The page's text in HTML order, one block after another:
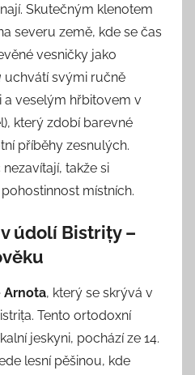
Skutečným klenotem
severu země, kde se čas
vesničky jako
uchvátí svými ručně
veselým hřbitovem v
který zdobí barevné
příběhy zesnulých.
takže si
místních.
údolí Bistrițy –
Arnota, který se skrývá v
Tento ortodoxní
jeskyni, pochází ze 14.
lesní pěšinou, kde